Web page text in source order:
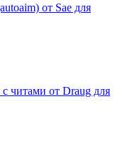
от Sae для
читами от Draug для